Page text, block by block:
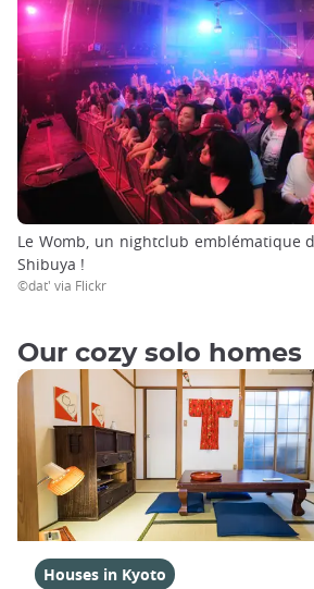
Le Womb, un nightclub emblématique
Shibuya !
©dat' via Flickr
Our cozy solo homes
Houses in Kyoto